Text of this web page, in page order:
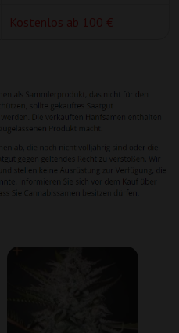
Kostenlos ab 100 €